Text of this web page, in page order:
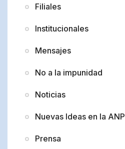
Filiales
Institucionales
Mensajes
No a la impunidad
Noticias
Nuevas Ideas en la ANP
Prensa